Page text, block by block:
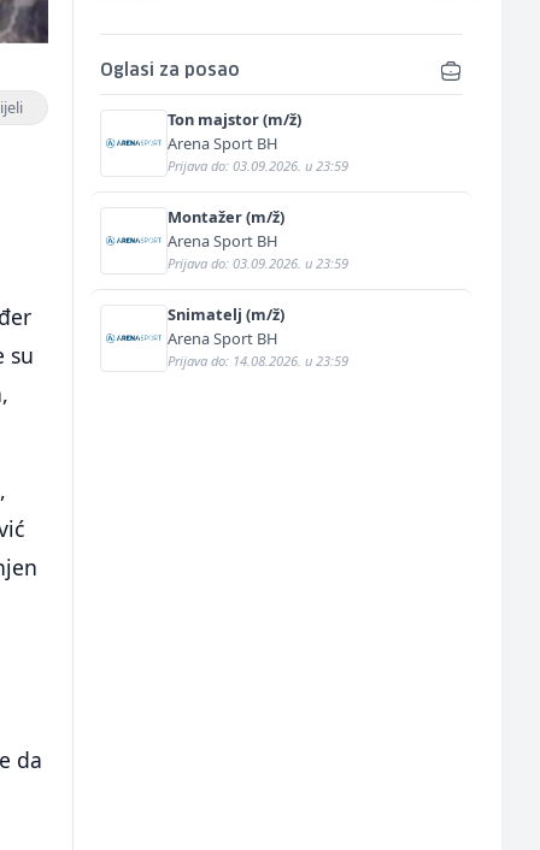
su
da
Oglasi za posao
Ton majstor (m/ž)
Arena Sport BH
Prijava do: 03.09.2026. u 23:59
Montažer (m/ž)
Arena Sport BH
Prijava do: 03.09.2026. u 23:59
Snimatelj (m/ž)
Arena Sport BH
Prijava do: 14.08.2026. u 23:59